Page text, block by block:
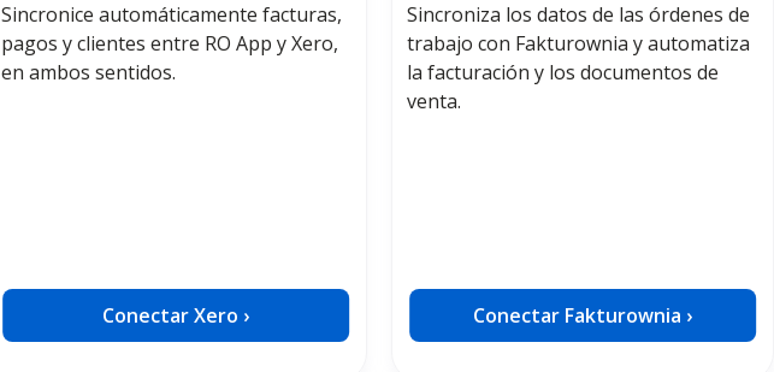
Sincronice automáticamente facturas,
pagos y clientes entre RO App y Xero,
en ambos sentidos.
Conectar Xero ›
Sincroniza los datos de las órdenes de
trabajo con Fakturownia y automatiza
la facturación y los documentos de
venta.
Conectar Fakturownia ›